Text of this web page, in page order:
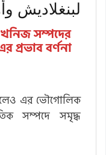
لبنغلاديش
খনিজ সম্পদের
প্রভাব বর্ণনা
এর ভৌগোলিক
সম্পদে সমৃদ্ধ